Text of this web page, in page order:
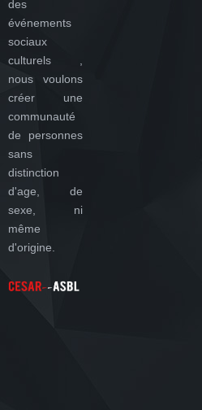
des
événements
sociaux
culturels ,
nous voulons
créer une
communauté
de personnes
sans
distinction
d'age, de
sexe, ni
même
d'origine.